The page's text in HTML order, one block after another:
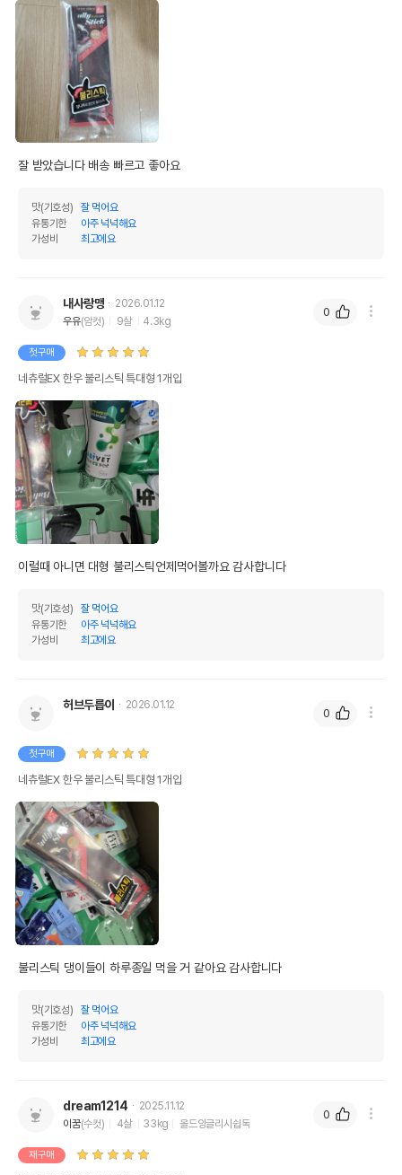
잘 받았습니다 배송 빠르고 좋아요
맛(기호성)
잘 먹어요
유통기한
아주 넉넉해요
가성비
최고에요
내사랑맹
2026.01.12
우유(암컷) 9살 4.3kg
첫구매
네츄럴EX 한우 불리스틱 특대형 1개입
이럴때 아니면 대형 불리스틱언제먹어볼까요 감사합니다
맛(기호성)
잘 먹어요
유통기한
아주 넉넉해요
가성비
최고에요
0
허브두릅이 2026.01.12
첫구매
네츄럴EX 한우 불리스틱 특대형 1개입
불리스틱 댕이들이 하루종일 먹을 거 같아요 감사합니다
맛(기호성)
잘 먹어요
유통기한
아주 넉넉해요
가성비
최고에요
0
dream1214
2025.11.12
이꿈(수컷) 4살 33kg 올드잉글리시쉽독
재구매
0